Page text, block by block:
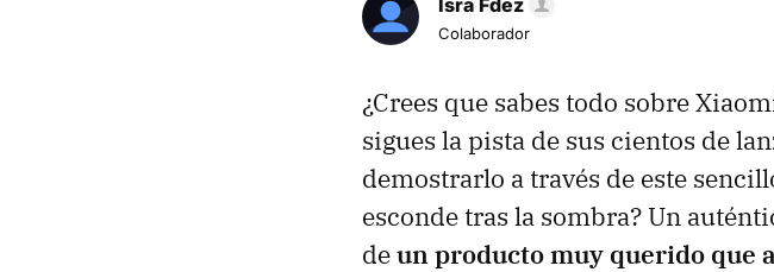
Colaborador
¿Crees que sabes todo sobre
sigues la pista de sus cientos de
demostrarlo a través de este
esconde tras la sombra? Un
deun producto muy querido que